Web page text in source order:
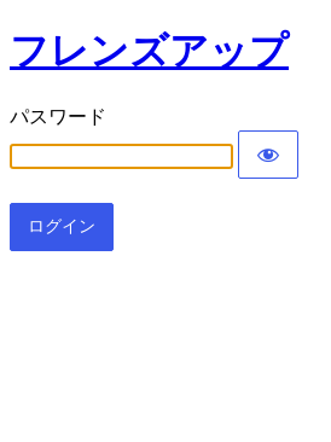
フレンズアップ
パスワード